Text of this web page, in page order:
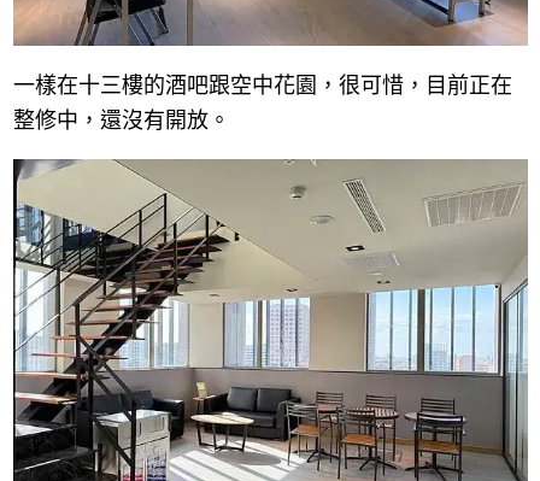
一樣在十三樓的酒吧跟空中花園，很可惜，目前正在
整修中，還沒有開放。